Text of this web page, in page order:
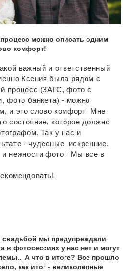
можно описать одним
комфорт!
важный и ответственный
Ксения была рядом с
процесс (ЗАГС, фото с
фото банкета) - можно
и это слово комфорт! Мне
состояние, которое должно
Так у нас и
- чудесные, искренние,
и нежности фото! Мы все в
свадьбой мы предупреждали
в фотосессиях у нас нет и могут
А что в итоге? Все прошло
как итог - великолепные